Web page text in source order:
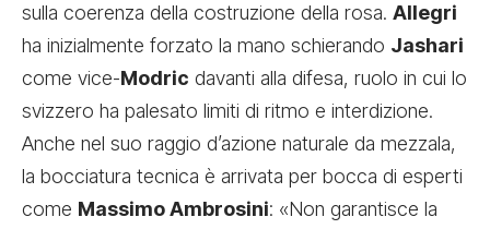
sulla coerenza della costruzione della rosa. Allegri
ha inizialmente forzato la mano schierando Jashari
come vice-Modric davanti alla difesa, ruolo in cui lo
svizzero ha palesato limiti di ritmo e interdizione.
Anche nel suo raggio d’azione naturale da mezzala,
la bocciatura tecnica è arrivata per bocca di esperti
come Massimo Ambrosini: «Non garantisce la